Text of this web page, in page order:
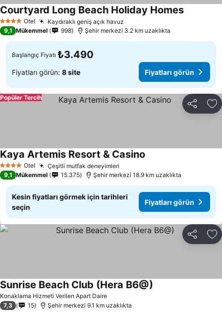
4 Yıldız Otel Kaydıraklı geniş açık havuz
Courtyard Long Beach Holiday Homes
9,1 Mükemmel 998 Şehir merkezi 3.2 km uzaklıkta
Başlangıç Fiyatı ₺3.490
Fiyatları görün: 8 site Fiyatları görün
Paylaş
Popüler Tercih
4 Yıldız Otel Çeşitli mutfak deneyimleri
Kaya Artemis Resort & Casino
9,1 Mükemmel 15.375 Şehir merkezi 18.9 km uzaklıkta
Kesin fiyatları görmek için tarihleri
seçin
Fiyatları görün
Paylaş
Konaklama Hizmeti Verilen Apart Daire
Sunrise Beach Club (Hera B6@)
7,3 15 Şehir merkezi 9.1 km uzaklıkta